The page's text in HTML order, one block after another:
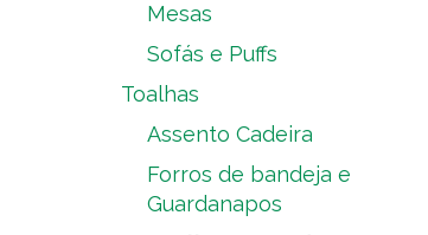
Mesas
Sofás e Puffs
Toalhas
Assento Cadeira
Forros de bandeja e
Guardanapos